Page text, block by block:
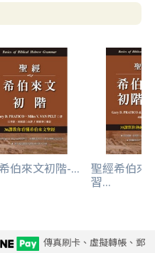
伯來文初階-... 聖經希伯來
習...
傳真刷卡、虛擬轉帳、郵